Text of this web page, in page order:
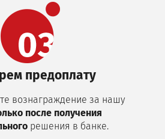
предоплату
вознаграждение за нашу
после получения
решения в банке.